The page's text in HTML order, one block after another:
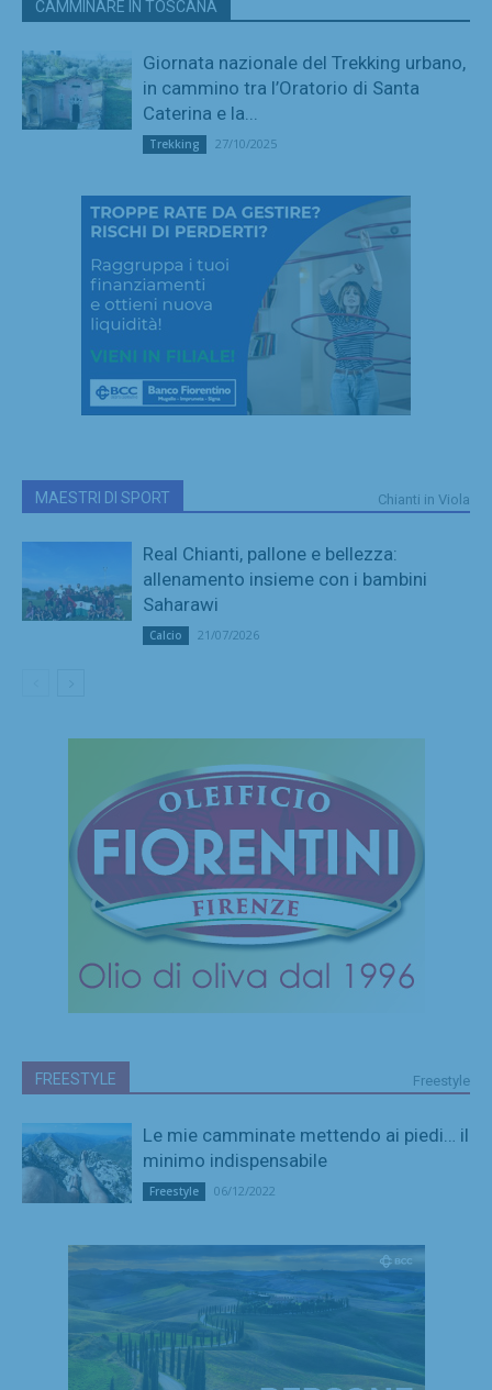
CAMMINARE IN TOSCANA
Giornata nazionale del Trekking urbano,
in cammino tra l’Oratorio di Santa
Caterina e la...
Trekking 27/10/2025
MAESTRI DI SPORT Chianti in Viola
Real Chianti, pallone e bellezza:
allenamento insieme con i bambini
Saharawi
Calcio 21/07/2026
FREESTYLE Freestyle
Le mie camminate mettendo ai piedi… il
minimo indispensabile
Freestyle 06/12/2022